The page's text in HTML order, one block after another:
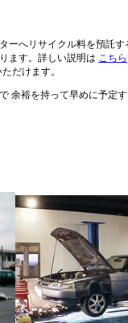
ーへリサイクル料を預託
ます。詳しい説明は こちら
だけます。
余裕を持って早めに予定す